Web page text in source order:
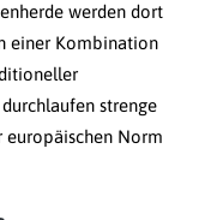
werden dort
einer Kombination
strenge
Norm